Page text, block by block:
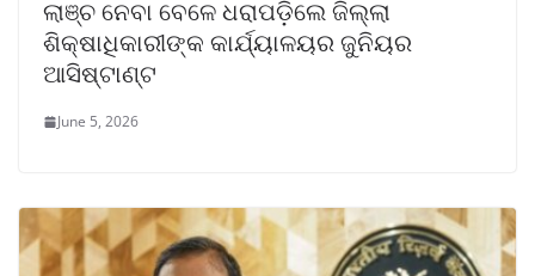
ଲାଞ୍ଚ ନେବା ବେଳେ ଧରାପଡ଼ିଲେ ଜିଲ୍ଲା
ଶିକ୍ଷାଧିକାରୀଙ୍କ କାର୍ଯ୍ୟାଳୟର ଜୁନିୟର
ଆସିଷ୍ଟାଣ୍ଟ
June 5, 2026